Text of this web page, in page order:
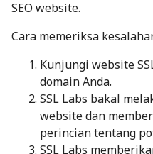
SEO website.
Cara memeriksa
Kunjungi website
domain Anda.
SSL Labs bakal
website dan
perincian tentang
SSL Labs